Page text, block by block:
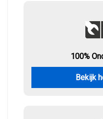
100%
Bekijk